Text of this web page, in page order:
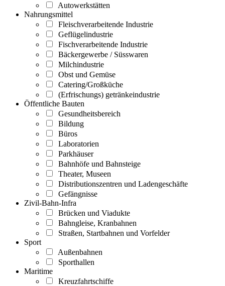
Autowerkstätten
Nahrungsmittel
Fleischverarbeitende Industrie
Geflügelindustrie
Fischverarbeitende Industrie
Bäckergewerbe / Süsswaren
Milchindustrie
Obst und Gemüse
Catering/Großküche
(Erfrischungs) getränkeindustrie
Öffentliche Bauten
Gesundheitsbereich
Bildung
Büros
Laboratorien
Parkhäuser
Bahnhöfe und Bahnsteige
Theater, Museen
Distributionszentren und Ladengeschäfte
Gefängnisse
Zivil-Bahn-Infra
Brücken und Viadukte
Bahngleise, Kranbahnen
Straßen, Startbahnen und Vorfelder
Sport
Außenbahnen
Sporthallen
Maritime
Kreuzfahrtschiffe